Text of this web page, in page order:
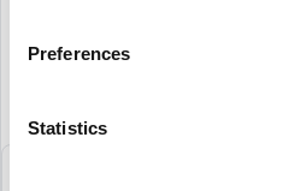
Preferences
Statistics
verdens største webshops,